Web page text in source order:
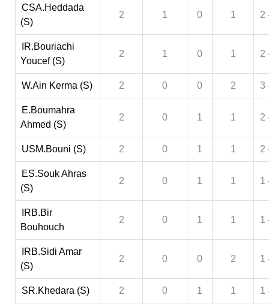
CSA.Heddada
(S)
2 1 0 1 2
IR.Bouriachi
Youcef (S)
2 1 0 1 2
W.Ain Kerma (S) 2 0 0 2 3
E.Boumahra
Ahmed (S)
2 0 1 1 2
USM.Bouni (S) 2 0 1 1 2
ES.Souk Ahras
(S)
2 0 1 1 1
IRB.Bir
Bouhouch
2 0 1 1 1
IRB.Sidi Amar
(S)
2 0 0 2 1
SR.Khedara (S) 2 0 1 1 1